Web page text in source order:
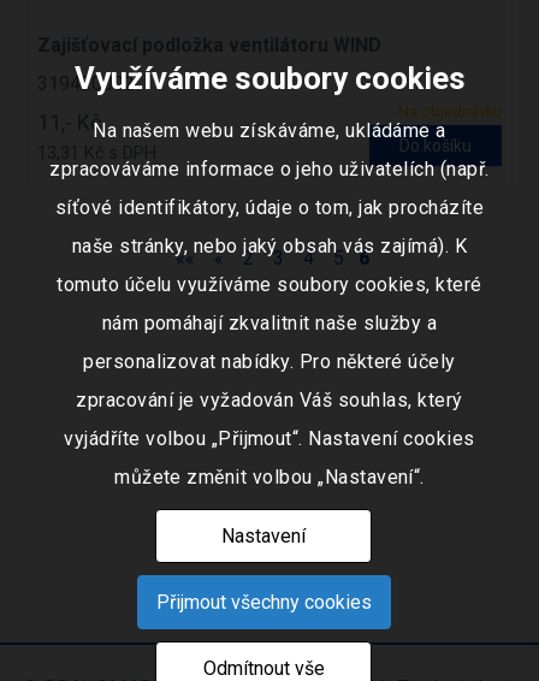
Zajišťovací podložka ventilátoru WIND
319420002
Na objednávku
11,- Kč
13,31 Kč s DPH Do košíku
«« « 2 3 4 5 6
Využíváme soubory cookies
Na našem webu získáváme, ukládáme a
zpracováváme informace o jeho uživatelích (např.
síťové identifikátory, údaje o tom, jak procházíte
naše stránky, nebo jaký obsah vás zajímá). K
tomuto účelu využíváme soubory cookies, které
nám pomáhají zkvalitnit naše služby a
personalizovat nabídky. Pro některé účely
zpracování je vyžadován Váš souhlas, který
vyjádříte volbou „Přijmout“. Nastavení cookies
můžete změnit volbou „Nastavení“.
Nastavení
Přijmout všechny cookies
Odmítnout vše